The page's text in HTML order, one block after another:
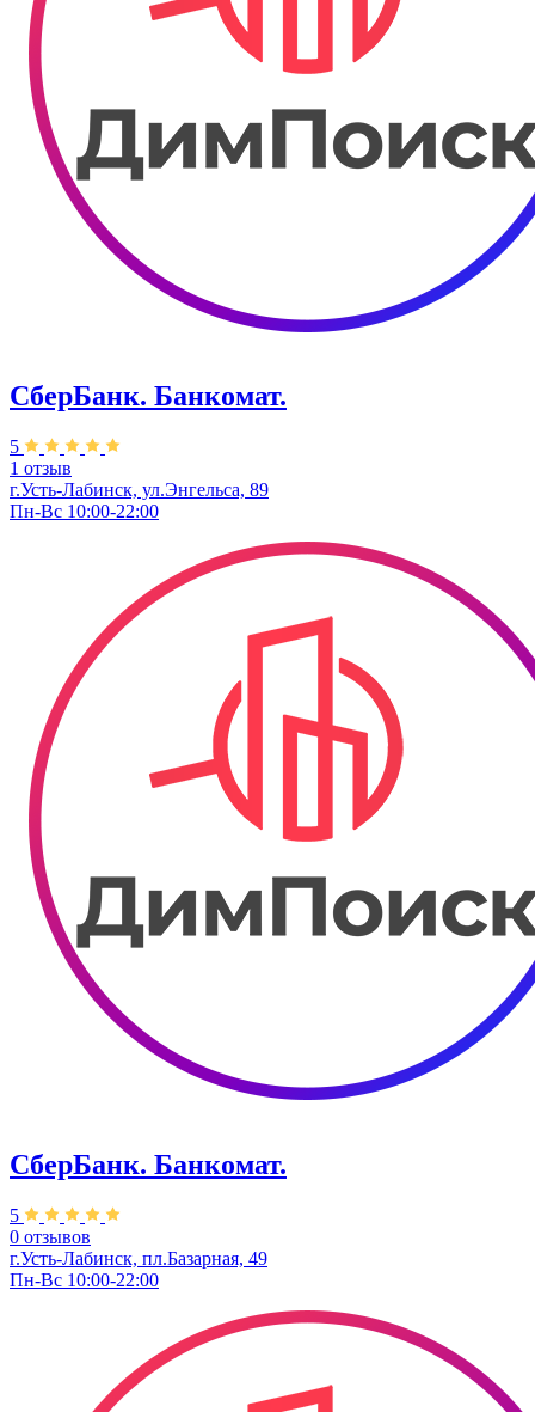
СберБанк. Банкомат.
5
1 отзыв
г.Усть-Лабинск, ул.​Энгельса, 89
Пн-Вс 10:00-22:00
СберБанк. Банкомат.
5
0 отзывов
г.Усть-Лабинск, пл.​Базарная, 49
Пн-Вс 10:00-22:00